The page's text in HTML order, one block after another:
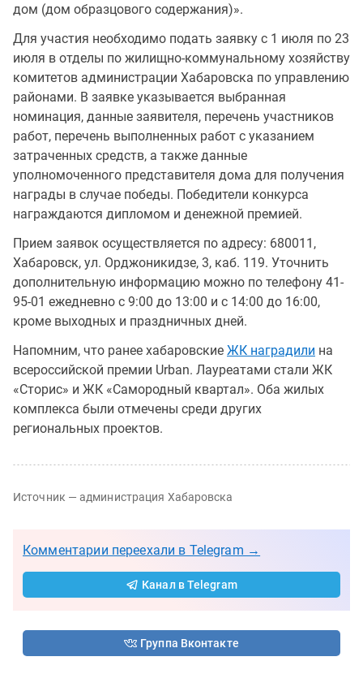
дом (дом образцового содержания)».
Для участия необходимо подать заявку с 1 июля по 23
июля в отделы по жилищно-коммунальному хозяйству
комитетов администрации Хабаровска по управлению
районами. В заявке указывается выбранная
номинация, данные заявителя, перечень участников
работ, перечень выполненных работ с указанием
затраченных средств, а также данные
уполномоченного представителя дома для получения
награды в случае победы. Победители конкурса
награждаются дипломом и денежной премией.
Прием заявок осуществляется по адресу: 680011,
Хабаровск, ул. Орджоникидзе, 3, каб. 119. Уточнить
дополнительную информацию можно по телефону 41-
95-01 ежедневно с 9:00 до 13:00 и с 14:00 до 16:00,
кроме выходных и праздничных дней.
Напомним, что ранее хабаровские ЖК наградили на
всероссийской премии Urban. Лауреатами стали ЖК
«Сторис» и ЖК «Самородный квартал». Оба жилых
комплекса были отмечены среди других
региональных проектов.
Источник — администрация Хабаровска
Комментарии переехали в Telegram →
Канал в Telegram
Группа Вконтакте